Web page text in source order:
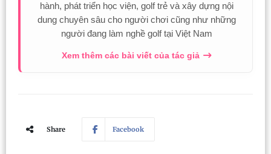
hành, phát triển học viện, golf trẻ và xây dựng nội
dung chuyên sâu cho người chơi cũng như những
người đang làm nghề golf tại Việt Nam
Xem thêm các bài viết của tác giả
Share Facebook